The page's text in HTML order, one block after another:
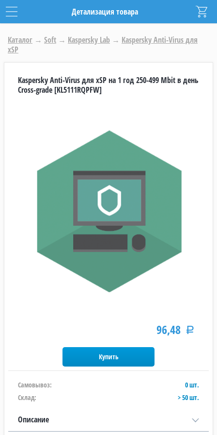
Детализация товара
Каталог → Soft → Kaspersky Lab → Kaspersky Anti-Virus для
xSP
Kaspersky Anti-Virus для xSP на 1 год 250-499 Mbit в день
Cross-grade [KL5111RQPFW]
96,48 Р
Самовывоз:
0 шт.
Склад:
> 50 шт.
Описание